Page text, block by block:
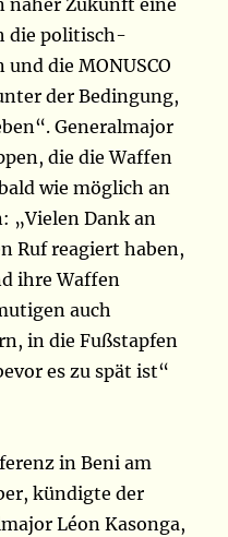
naher Zukunft eine
die politisch-
die MONUSCO
der Bedingung,
Generalmajor
die die Waffen
wie möglich an
„Vielen Dank an
Ruf reagiert haben,
ihre Waffen
auch
in die Fußstapfen
es zu spät ist“
in Beni am
kündigte der
Léon Kasonga,